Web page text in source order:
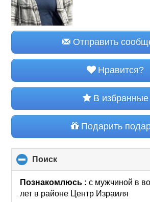
Отправить
Нравится?
В избранные
Подарить
Поиск
to
collapse
contents
Познакомлюсь :с мужчиной в
лет в районе Центр Израиля